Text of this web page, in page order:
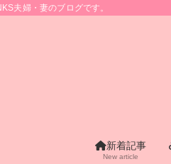
夫婦・妻のブログです。
新着記事
New article